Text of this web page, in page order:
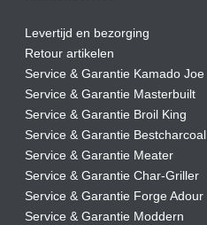
Levertijd en bezorging
Retour artikelen
Service & Garantie Kamado Joe
Service & Garantie Masterbuilt
Service & Garantie Broil King
Service & Garantie Bestcharcoal
Service & Garantie Meater
Service & Garantie Char-Griller
Service & Garantie Forge Adour
Service & Garantie Moddern